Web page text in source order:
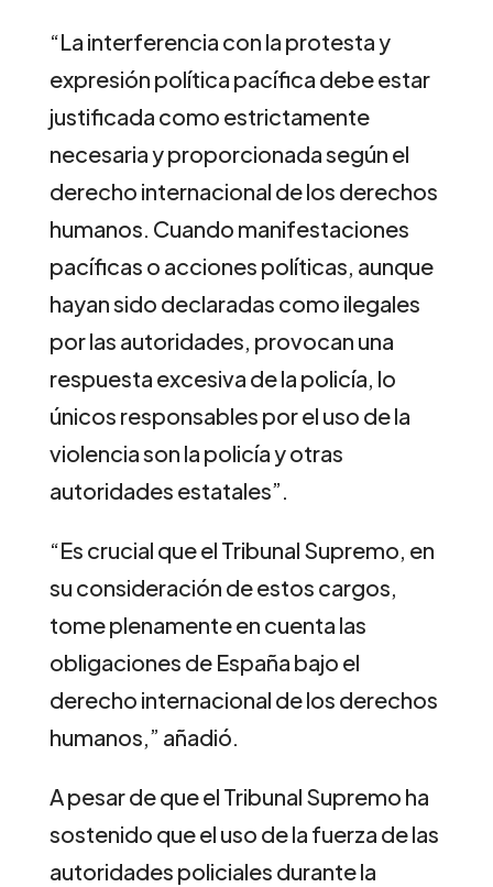
“La interferencia con la protesta y
expresión política pacífica debe estar
justificada como estrictamente
necesaria y proporcionada según el
derecho internacional de los derechos
humanos. Cuando manifestaciones
pacíficas o acciones políticas, aunque
hayan sido declaradas como ilegales
por las autoridades, provocan una
respuesta excesiva de la policía, lo
únicos responsables por el uso de la
violencia son la policía y otras
autoridades estatales”.
“Es crucial que el Tribunal Supremo, en
su consideración de estos cargos,
tome plenamente en cuenta las
obligaciones de España bajo el
derecho internacional de los derechos
humanos,” añadió.
A pesar de que el Tribunal Supremo ha
sostenido que el uso de la fuerza de las
autoridades policiales durante la